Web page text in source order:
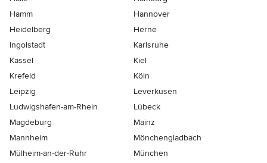
Hamm
Hannover
Heidelberg
Herne
Ingolstadt
Karlsruhe
Kassel
Kiel
Krefeld
Köln
Leipzig
Leverkusen
Ludwigshafen-am-Rhein
Lübeck
Magdeburg
Mainz
Mannheim
Mönchen­gladbach
Mülheim-an-der-Ruhr
München